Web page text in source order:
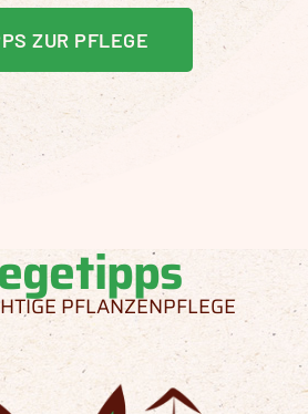
ZUR PFLEGE
PFLANZENPFLEGE